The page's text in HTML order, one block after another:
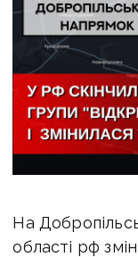
На
області рф